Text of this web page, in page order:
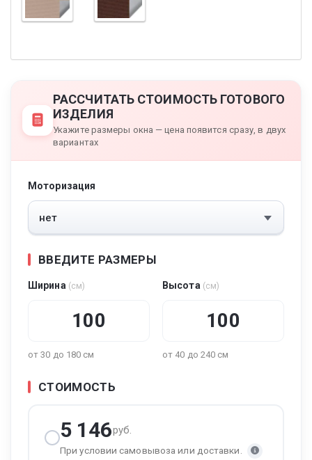
РАССЧИТАТЬ СТОИМОСТЬ ГОТОВОГО
ИЗДЕЛИЯ
Укажите размеры окна — цена появится сразу, в двух
вариантах
Моторизация
ВВЕДИТЕ РАЗМЕРЫ
Ширина (см)
от 30 до 180 см
Высота (см)
от 40 до 240 см
СТОИМОСТЬ
5 146руб.
При условии самовывоза или доставки.